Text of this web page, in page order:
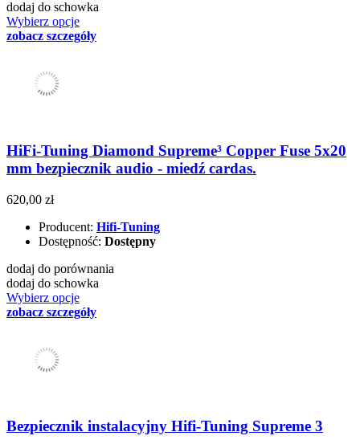
dodaj do schowka
Wybierz opcje
zobacz szczegóły
HiFi-Tuning Diamond Supreme³ Copper Fuse 5x20
mm bezpiecznik audio - miedź cardas.
620,00 zł
Producent: Hifi-Tuning
Dostępność: Dostępny
dodaj do porównania
dodaj do schowka
Wybierz opcje
zobacz szczegóły
Bezpiecznik instalacyjny Hifi-Tuning Supreme 3